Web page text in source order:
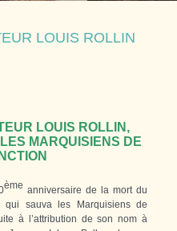
LOUIS ROLLIN
LOUIS ROLLIN,
MARQUISIENS DE
ème anniversaire de la mort du
qui sauva les Marquisiens de
à l’attribution de son nom à